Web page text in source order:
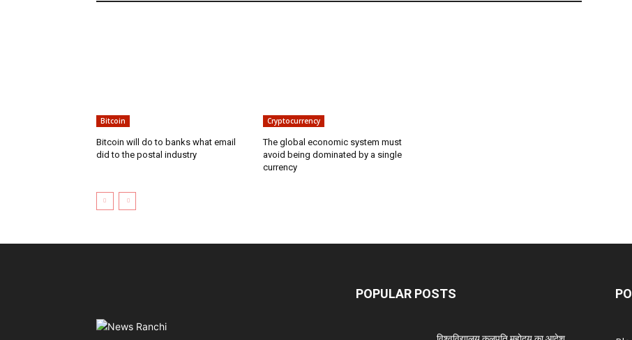
Bitcoin
Bitcoin will do to banks what email
did to the postal industry
Cryptocurrency
The global economic system must
avoid being dominated by a single
currency
POPULAR POSTS